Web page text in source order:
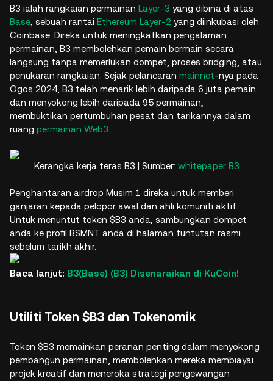
B3 ialah rangkaian permainan Layer-3 yang dibina di atas
Base , sebuah rantai Ethereum Layer-2 yang diinkubasi oleh
Coinbase. Direka untuk meningkatkan pengalaman
permainan, B3 membolehkan pemain bermain secara
langsung tanpa memerlukan dompet, proses bridging, atau
penukaran rangkaian. Sejak pelancaran mainnet-nya pada
Ogos 2024, B3 telah menarik lebih daripada 6 juta pemain
dan menyokong lebih daripada 95 permainan,
membuktikan pertumbuhan pesat dan tarikannya dalam
ruang permainan Web3
Kerangka kerja teras B3 | Sumber: whitepaper B3
Penghantaran airdrop Musim 1 direka untuk memberi
ganjaran kepada pelopor awal dan ahli komuniti aktif.
Untuk menuntut token $B3 anda, sambungkan dompet
anda ke profil BSMNT anda di halaman tuntutan rasmi
sebelum tarikh akhir.
Baca lanjut: B3(Base) (B3) Disenaraikan di KuCoin!
Utiliti Token $B3 dan Tokenomik
Token $B3 memainkan peranan penting dalam menyokong
pembangun permainan, membolehkan mereka membiayai
projek kreatif dan meneroka strategi pengewangan